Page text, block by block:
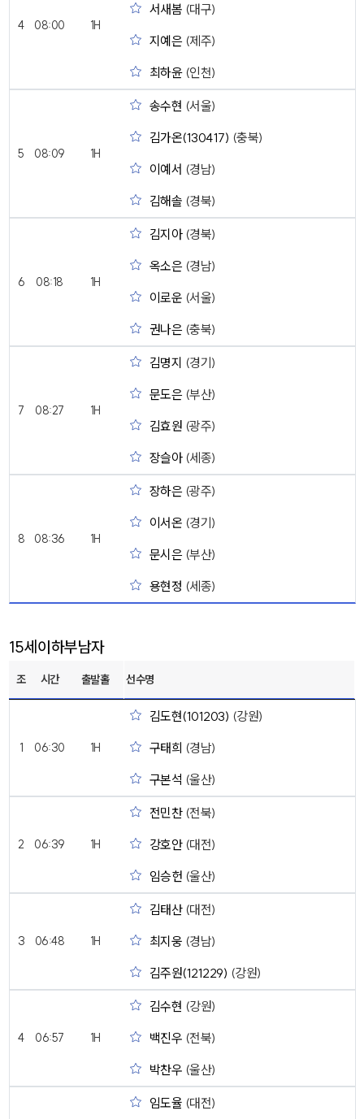
4 08:00 1H
서새봄 (대구)
지예은 (제주)
최하윤(인천)
5 08:09 1H
송수현 (서울)
김가온(130417) (충북)
이예서 (경남)
김해솔 (경북)
6 08:18 1H
김지아(경북)
옥소은 (경남)
이로운 (서울)
권나은 (충북)
7 08:27 1H
김명지 (경기)
문도은 (부산)
김효원 (광주)
장슬아(세종)
8 08:36 1H
장하은 (광주)
이서온 (경기)
문시은 (부산)
용현정 (세종)
15세이하부남자
조 시간 출발홀 선수명
1 06:30 1H
김도현(101203) (강원)
구태희 (경남)
구본석 (울산)
2 06:39 1H
전민찬(전북)
강호안(대전)
임승헌 (울산)
3 06:48 1H
김태산(대전)
최지웅 (경남)
김주원(121229) (강원)
4 06:57 1H
김수현 (강원)
백진우 (전북)
박찬우 (울산)
임도율 (대전)